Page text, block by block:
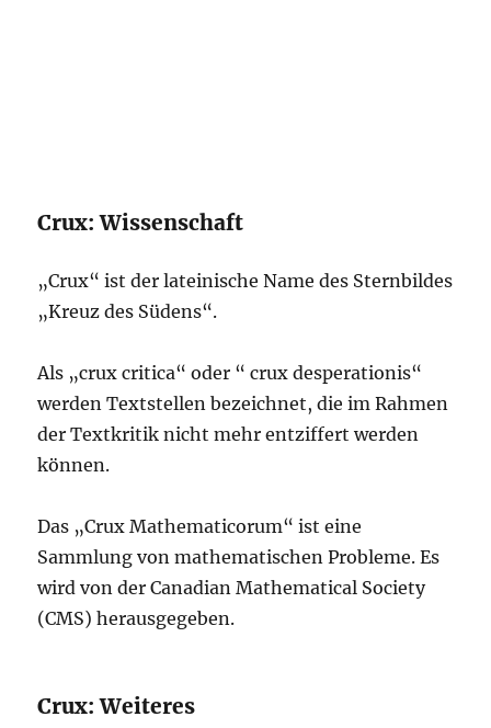
Crux: Wissenschaft
„Crux“ ist der lateinische Name des Sternbildes
„Kreuz des Südens“.
Als „crux critica“ oder “ crux desperationis“
werden Textstellen bezeichnet, die im Rahmen
der Textkritik nicht mehr entziffert werden
können.
Das „Crux Mathematicorum“ ist eine
Sammlung von mathematischen Probleme. Es
wird von der Canadian Mathematical Society
(CMS) herausgegeben.
Crux: Weiteres